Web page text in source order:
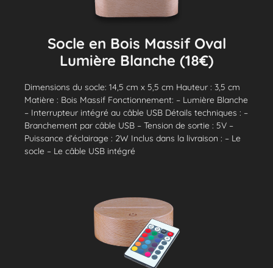
Socle en Bois Massif Oval
Lumière Blanche (18€)
Dimensions du socle: 14,5 cm x 5,5 cm Hauteur : 3,5 cm
Matière : Bois Massif Fonctionnement: – Lumière Blanche
– Interrupteur intégré au câble USB Détails techniques : –
Branchement par câble USB – Tension de sortie : 5V –
Puissance d’éclairage : 2W Inclus dans la livraison : – Le
socle – Le câble USB intégré